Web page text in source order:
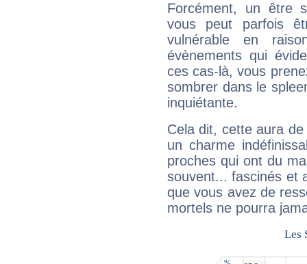
Forcément, un être
vous peut parfois
vulnérable en
évènements qui
ces cas-là, vous
sombrer dans le
inquiétante.
Cela dit, cette aura
un charme
proches qui ont du
souvent... fascinés et
que vous avez de
mortels ne pourra